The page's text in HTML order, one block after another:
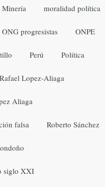
Minería moralidad política
ONG progresistas ONPE
Perú Política
Rafael Lopez-Aliaga
Aliaga
falsa Roberto Sánchez
siglo XXI